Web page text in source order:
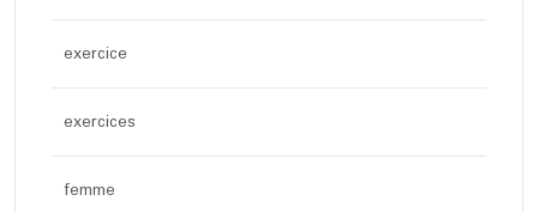
exercice
exercices
femme